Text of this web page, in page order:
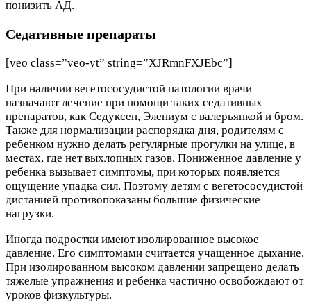
понизить АД.
Седативные препараты
[veo class=”veo-yt” string=”XJRmnFXJEbc”]
При наличии вегетососудистой патологии врачи
назначают лечение при помощи таких седативных
препаратов, как Седуксен, Элени­ум с валерьянкой и бром.
Также для нормализации распорядка дня, родителям с
ребенком нужно делать регулярные прогулки на улице, в
местах, где нет выхлопных газов. Пониженное давление у
ребенка вызывает симптомы, при которых появляется
ощущение упадка сил. Поэтому детям с вегетососудистой
дистанией противопоказаны большие физические
нагрузки.
Иногда подростки имеют изолированное высокое
давление. Его симптомами считается учащенное дыхание.
При изолированном высоком давлении запрещено делать
тяжелые упражнения и ребенка частично освобождают от
уроков физкультуры.